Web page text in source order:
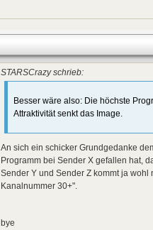
STARSCrazy schrieb:
Besser wäre also: Die höchste
Attraktivität senkt das Image.
An sich ein schicker Grundgedanke
Programm bei Sender X gefallen hat,
Sender Y und Sender Z kommt ja
Kanalnummer 30+".
bye